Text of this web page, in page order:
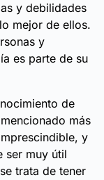
y debilidades
mejor de ellos.
y
es parte de su
de
más
y
ser muy útil
trata de tener